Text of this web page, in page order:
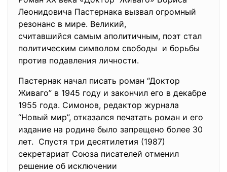
Леонидовича Пастернака вызвал огромный
резонанс в мире. Великий,
считавшийся самым аполитичным, поэт стал
политическим символом свободы и борьбы
против подавления личности.
Пастернак начал писать роман “Доктор
Живаго” в 1945 году и закончил его в декабре
1955 года. Симонов, редактор журнала
“Новый мир”, отказался печатать роман и его
издание на родине было запрещено более 30
лет. Спустя три десятилетия (1987)
секретариат Союза писателей отменил
решение об исключении